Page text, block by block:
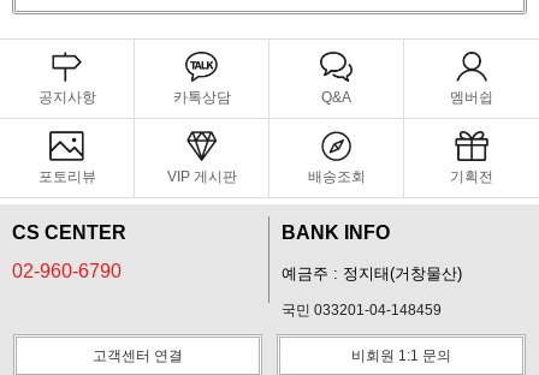
공지사항 카톡상담 Q&A 멤버쉽
포토리뷰 VIP 게시판 배송조회 기획전
CS CENTER
02-960-6790
BANK INFO
예금주 : 정지태(거창물산)
국민 033201-04-148459
고객센터 연결 비회원 1:1 문의